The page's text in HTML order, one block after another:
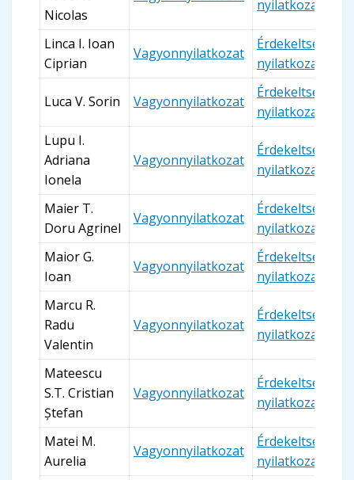
Nicolas
nyilatkozat
Linca I. Ioan
Ciprian
Vagyonnyilatkozat
Érdekeltségi
nyilatkozat
Luca V. Sorin Vagyonnyilatkozat
Érdekeltségi
nyilatkozat
Lupu I.
Adriana
Ionela
Vagyonnyilatkozat
Érdekeltségi
nyilatkozat
Maier T.
Doru Agrinel
Vagyonnyilatkozat
Érdekeltségi
nyilatkozat
Maior G.
Ioan
Vagyonnyilatkozat
Érdekeltségi
nyilatkozat
Marcu R.
Radu
Valentin
Vagyonnyilatkozat
Érdekeltségi
nyilatkozat
Mateescu
S.T. Cristian
Ștefan
Vagyonnyilatkozat
Érdekeltségi
nyilatkozat
Matei M.
Aurelia
Vagyonnyilatkozat
Érdekeltségi
nyilatkozat